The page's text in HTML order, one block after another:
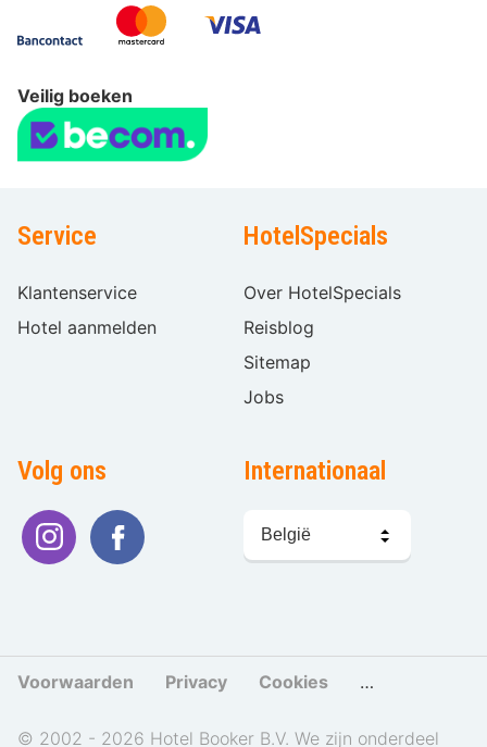
Veilig boeken
Service
Klantenservice
Hotel aanmelden
HotelSpecials
Over HotelSpecials
Reisblog
Sitemap
Jobs
Volg ons Internationaal
kiezen
Voorwaarden Privacy Cookies Cookies
© 2002 - 2026 Hotel Booker B.V. We zijn onderdeel